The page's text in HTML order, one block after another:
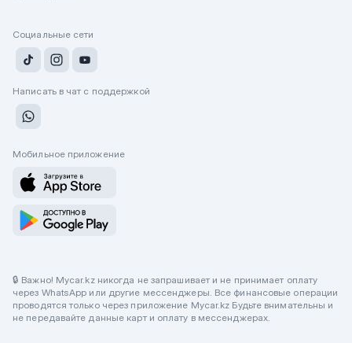
Социальные сети
Написать в чат с поддержкой
Мобильное приложение
🔒 Важно! Mycar.kz никогда не запрашивает и не принимает оплату
через WhatsApp или другие мессенджеры. Все финансовые операции
проводятся только через приложение Mycar.kz Будьте внимательны и
не передавайте данные карт и оплату в мессенджерах.